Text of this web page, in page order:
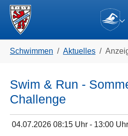
Skip to main navigation
Zum Hauptinhalt springen
Skip to page footer
Schwimmen Aktuelles
Swim & Run -
Challenge
04.07.2026 08:15 Uhr - 13:00 Uhr